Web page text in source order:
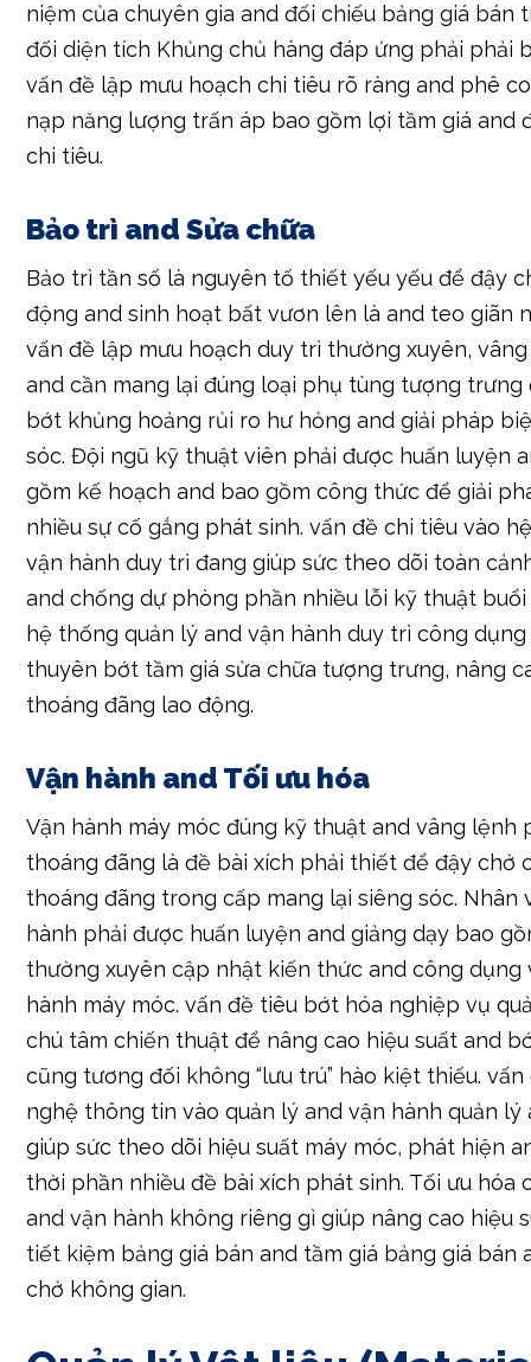
niệm của chuyên gia and đối chiếu bảng giá bán
đối diện tích Khủng chủ hàng đáp ứng phải phải
vấn đề lập mưu hoạch chi tiêu rõ ràng and phê
nạp năng lượng trấn áp bao gồm lợi tầm giá and
chi tiêu.
Bảo trì and Sửa chữa
Bảo trì tần số là nguyên tố thiết yếu yếu để đậy
động and sinh hoạt bất vươn lên là and teo giãn
vấn đề lập mưu hoạch duy trì thường xuyên,
and cần mang lại đúng loại phụ tùng tượng
bớt khủng hoảng rủi ro hư hỏng and giải pháp
sóc. Đội ngũ kỹ thuật viên phải được huấn luyện
gồm kế hoạch and bao gồm công thức để giải
nhiều sự cố gắng phát sinh. vấn đề chi tiêu vào
vận hành duy trì đang giúp sức theo dõi toàn
and chống dự phòng phần nhiều lỗi kỹ thuật buổi
hệ thống quản lý and vận hành duy trì công
thuyên bớt tầm giá sửa chữa tượng trưng, nâng
thoáng đãng lao động.
Vận hành and Tối ưu hóa
Vận hành máy móc đúng kỹ thuật and vâng lệnh
thoáng đãng là đề bài xích phải thiết để đậy chở
thoáng đãng trong cấp mang lại siêng sóc. Nhân
hành phải được huấn luyện and giảng dạy bao
thường xuyên cập nhật kiến thức and công dụng
hành máy móc. vấn đề tiêu bớt hóa nghiệp vụ
chú tâm chiến thuật để nâng cao hiệu suất and
cũng tương đối không “lưu trú” hào kiệt thiếu.
nghệ thông tin vào quản lý and vận hành quản lý
giúp sức theo dõi hiệu suất máy móc, phát hiện
thời phần nhiều đề bài xích phát sinh. Tối ưu hóa
and vận hành không riêng gì giúp nâng cao hiệu
tiết kiệm bảng giá bán and tầm giá bảng giá bán
chở không gian.